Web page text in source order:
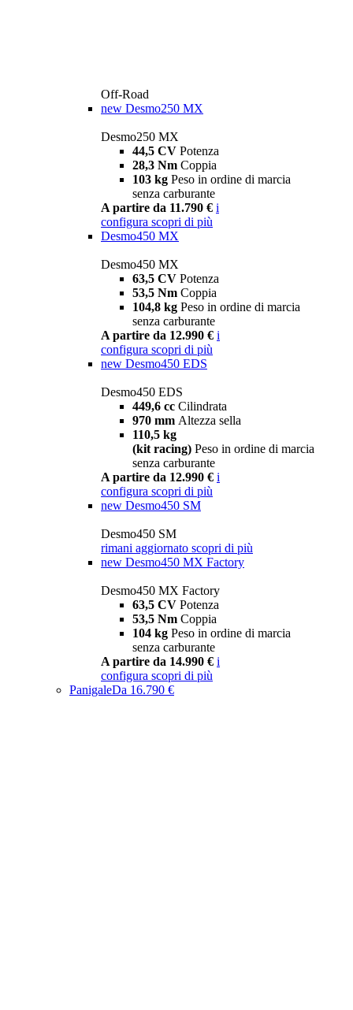
Off-Road
new Desmo250 MX
Desmo250 MX
44,5 CV Potenza
28,3 Nm Coppia
103 kg Peso in ordine di marcia
senza carburante
A partire da 11.790 € i
configura scopri di più
Desmo450 MX
Desmo450 MX
63,5 CV Potenza
53,5 Nm Coppia
104,8 kg Peso in ordine di marcia
senza carburante
A partire da 12.990 € i
configura scopri di più
new Desmo450 EDS
Desmo450 EDS
449,6 cc Cilindrata
970 mm Altezza sella
110,5 kg
(kit racing) Peso in ordine di marcia
senza carburante
A partire da 12.990 € i
configura scopri di più
new Desmo450 SM
Desmo450 SM
rimani aggiornato scopri di più
new Desmo450 MX Factory
Desmo450 MX Factory
63,5 CV Potenza
53,5 Nm Coppia
104 kg Peso in ordine di marcia
senza carburante
A partire da 14.990 € i
configura scopri di più
PanigaleDa 16.790 €